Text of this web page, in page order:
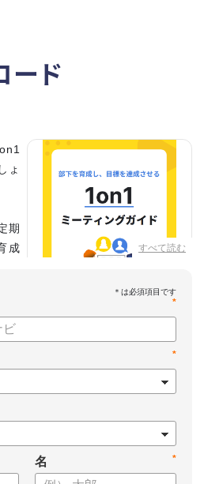
ード
すべて読む
ょ
期
成
質問例
ぜひお役立てください。
*
*
*
名